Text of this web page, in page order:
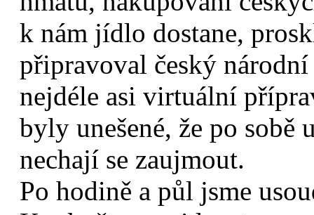
k nám jídlo dostane,
připravoval český
nejdéle asi virtuální
byly unešené, že po
nechají se zaujmout.
Po hodině a půl jsme